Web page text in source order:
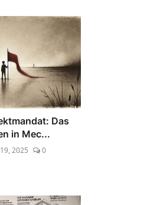
Das
in Mec...
2025 0